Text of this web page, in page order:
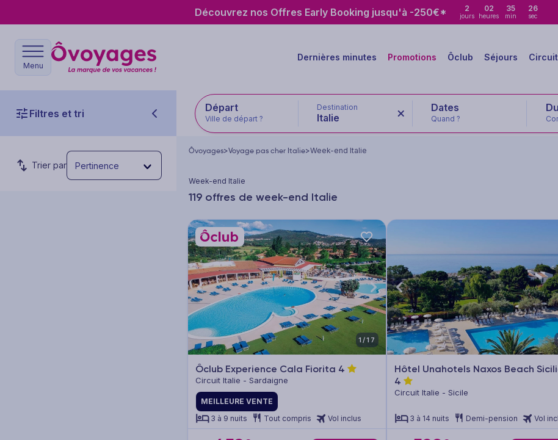
Découvrez nos Offres Early Booking jusqu'à -250€* 2
jours
02
heures
35
min
25
sec
Menu
Dernières minutes Promotions Ôclub Séjours
Filtres et tri Départ
Ville de départ ?
Destination
Italie Quand ?
Trier par Pertinence
Ôvoyages>Voyage pas cher Italie>Week-end Italie
Week-end Italie
119 offres de week-end Italie
1/17
Ôclub Experience Cala Fiorita 4
Circuit Italie - Sardaigne
MEILLEURE VENTE
3 à 9 nuits
Tout compris Vol inclus
Hôtel Unahotels Naxos Beach
4
Circuit Italie - Sicile
3 à 14 nuits Demi-pension Vol